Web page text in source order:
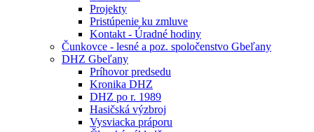
Projekty
Pristúpenie ku zmluve
Kontakt - Úradné hodiny
Čunkovce - lesné a poz. spoločenstvo Gbeľany
DHZ Gbeľany
Príhovor predsedu
Kronika DHZ
DHZ po r. 1989
Hasičská výzbroj
Vysviacka práporu